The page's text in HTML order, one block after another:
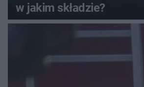
w jakim składzie?